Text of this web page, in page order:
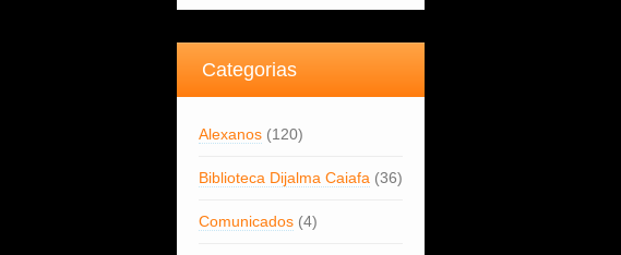
Categorias
Alexanos(120)
Biblioteca Dijalma Caiafa(36)
Comunicados(4)